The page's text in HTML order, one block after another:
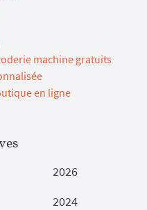
machine gratuits
en ligne
2026
2024